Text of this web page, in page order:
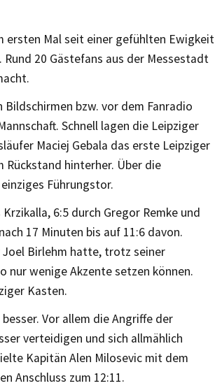
ersten Mal seit einer gefühlten Ewigkeit
20 Gästefans aus der Messestadt
Bildschirmen bzw. vor dem Fanradio
Schnell lagen die Leipziger
Maciej Gebala das erste Leipziger
Rückstand hinterher. Über die
Führungstor.
6:5 durch Gregor Remke und
17 Minuten bis auf 11:6 davon.
Joel Birlehm hatte, trotz seiner
nur wenige Akzente setzen können.
Kasten.
Vor allem die Angriffe der
verteidigen und sich allmählich
Kapitän Alen Milosevic mit dem
Anschluss zum 12:11.